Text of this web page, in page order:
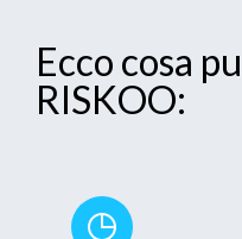
Ecco cosa
RISKOO: